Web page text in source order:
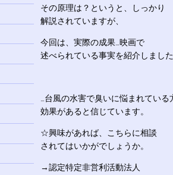
その原理は？というと、しっかり
解説されていますが、
今回は、実際の成果…映画で
述べられている事実を紹介しました
…台風の水害で臭いに悩まれている
効果があると信じています。
☆興味があれば、こちらに相談
されてはいかがでしょうか。
→認定特定非営利活動法人